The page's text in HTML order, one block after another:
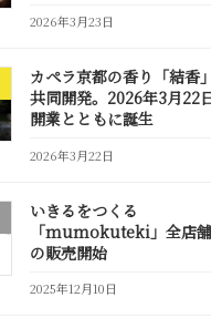
2026年3月23日
カペラ京都の香り「結香
共同開発。2026年3月22
開業とともに誕生
2026年3月22日
いきるをつくる
「mumokuteki」全店
の販売開始
2025年12月10日